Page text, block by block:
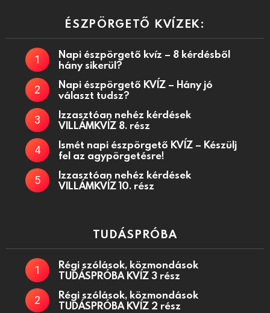
ÉSZPÖRGETŐ KVÍZEK:
Napi észpörgető kvíz – 8 kérdésből
hány sikerül?
Napi észpörgető KVÍZ – Hány jó
választ tudsz?
Izzasztóan nehéz kérdések
VILLÁMKVÍZ 8. rész
Ismét napi észpörgető KVÍZ – Készülj
fel az agypörgetésre!
Izzasztóan nehéz kérdések
VILLÁMKVÍZ 10. rész
TUDÁSPRÓBA
Régi szólások, közmondások
TUDÁSPRÓBA KVÍZ 3 rész
Régi szólások, közmondások
TUDÁSPRÓBA KVÍZ 2 rész